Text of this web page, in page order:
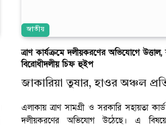
জাতীয়
ত্রাণ কার্যক্রমে দলীয়করণের অভিযোগে
বিরোধীদলীয় চিফ হুইপ
জাকারিয়া তুষার, হাওর অঞ্চল
এলাকায় ত্রাণ সামগ্রী ও সরকারি সহায়তা
দলীয়করণের অভিযোগ উঠেছে। এ বিষয়ে